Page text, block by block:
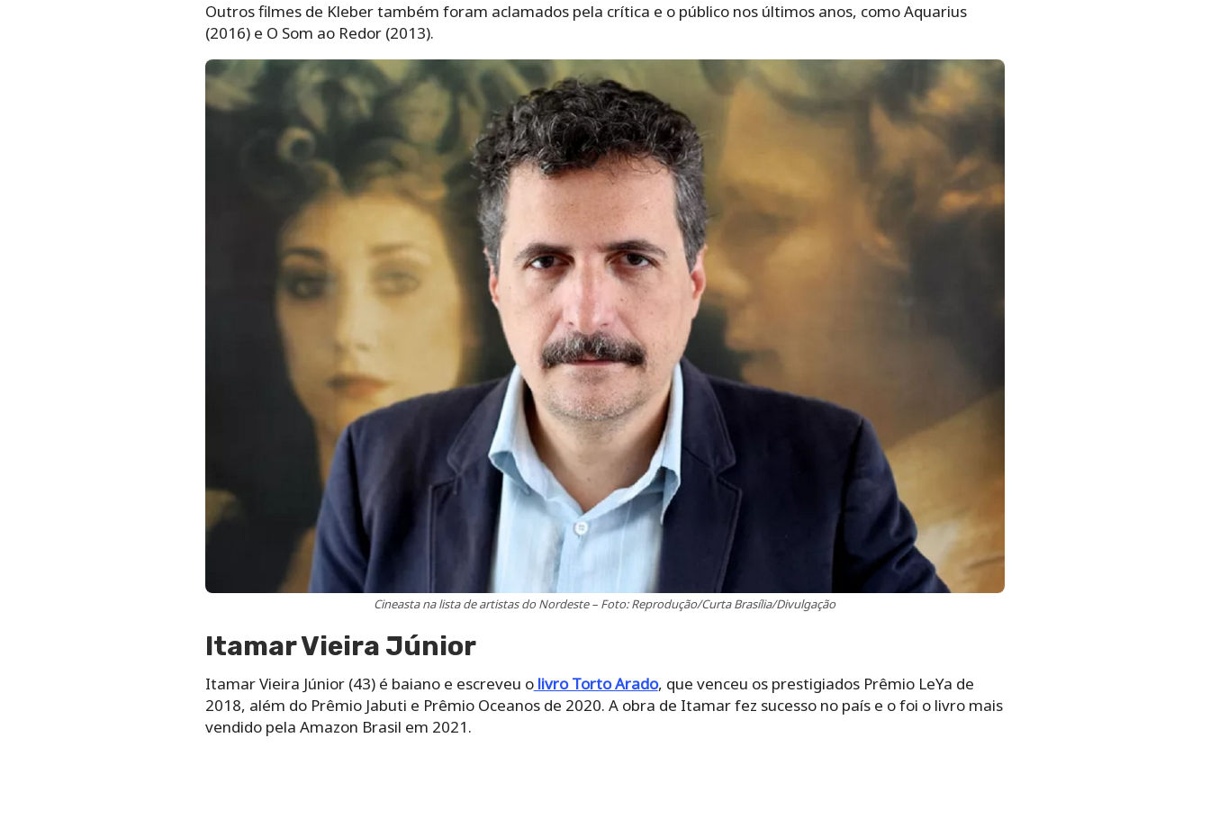
Outros filmes de Kleber também foram aclamados pela crítica e o público nos últimos anos, como Aquarius
(2016) e O Som ao Redor (2013).
Cineasta na lista de artistas do Nordeste – Foto: Reprodução/Curta Brasília/Divulgação
Itamar Vieira Júnior
Itamar Vieira Júnior (43) é baiano e escreveu olivro Torto Arado, que venceu os prestigiados Prêmio LeYa de
2018, além do Prêmio Jabuti e Prêmio Oceanos de 2020. A obra de Itamar fez sucesso no país e o foi o livro mais
vendido pela Amazon Brasil em 2021.